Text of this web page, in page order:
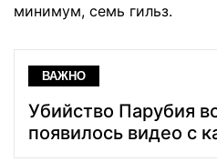
минимум, семь гильз.
ВАЖНО
Убийство Парубия
появилось видео с